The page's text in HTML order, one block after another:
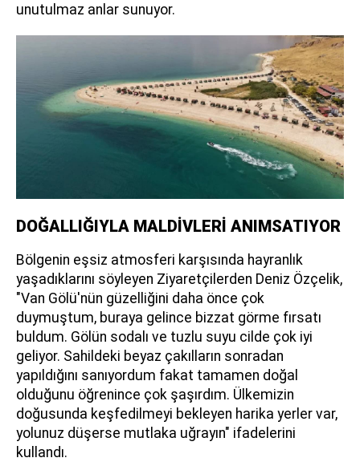
unutulmaz anlar sunuyor.
DOĞALLIĞIYLA MALDİVLERİ ANIMSATIYOR
Bölgenin eşsiz atmosferi karşısında hayranlık
yaşadıklarını söyleyen Ziyaretçilerden Deniz Özçelik,
"Van Gölü'nün güzelliğini daha önce çok
duymuştum, buraya gelince bizzat görme fırsatı
buldum. Gölün sodalı ve tuzlu suyu cilde çok iyi
geliyor. Sahildeki beyaz çakılların sonradan
yapıldığını sanıyordum fakat tamamen doğal
olduğunu öğrenince çok şaşırdım. Ülkemizin
doğusunda keşfedilmeyi bekleyen harika yerler var,
yolunuz düşerse mutlaka uğrayın" ifadelerini
kullandı.